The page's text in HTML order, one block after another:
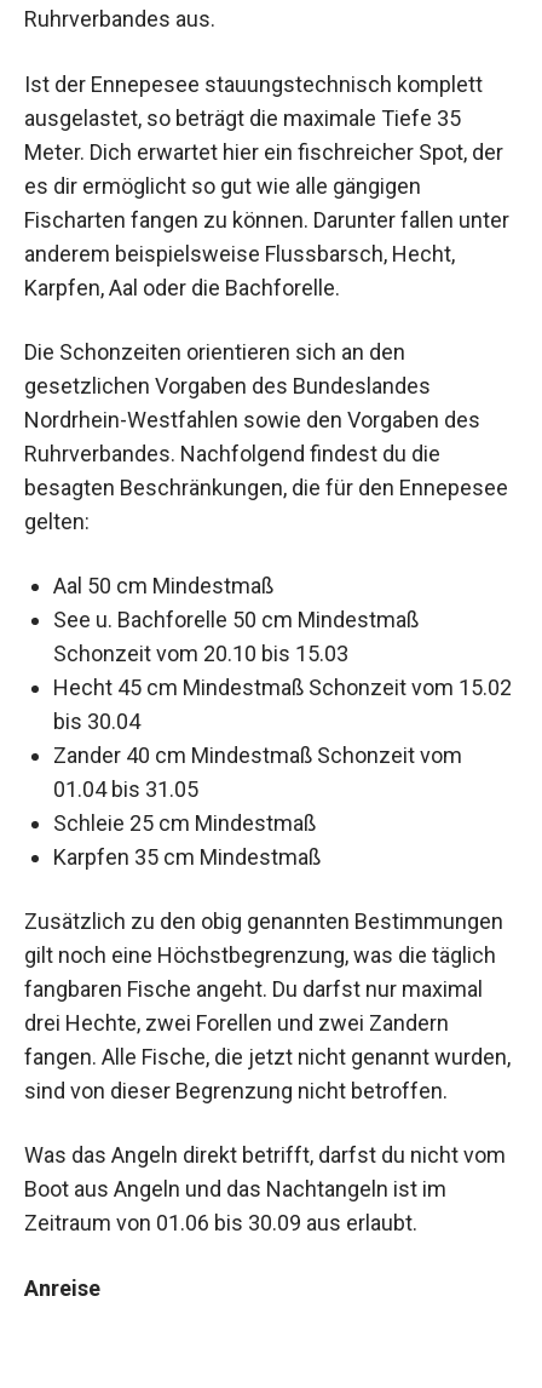
Ruhrverbandes aus.
Ist der Ennepesee stauungstechnisch komplett
ausgelastet, so beträgt die maximale Tiefe 35
Meter. Dich erwartet hier ein fischreicher Spot, der
es dir ermöglicht so gut wie alle gängigen
Fischarten fangen zu können. Darunter fallen unter
anderem beispielsweise Flussbarsch, Hecht,
Karpfen, Aal oder die Bachforelle.
Die Schonzeiten orientieren sich an den
gesetzlichen Vorgaben des Bundeslandes
Nordrhein-Westfahlen sowie den Vorgaben des
Ruhrverbandes. Nachfolgend findest du die
besagten Beschränkungen, die für den Ennepesee
gelten:
Aal 50 cm Mindestmaß
See u. Bachforelle 50 cm Mindestmaß
Schonzeit vom 20.10 bis 15.03
Hecht 45 cm Mindestmaß Schonzeit vom 15.02
bis 30.04
Zander 40 cm Mindestmaß Schonzeit vom
01.04 bis 31.05
Schleie 25 cm Mindestmaß
Karpfen 35 cm Mindestmaß
Zusätzlich zu den obig genannten Bestimmungen
gilt noch eine Höchstbegrenzung, was die täglich
fangbaren Fische angeht. Du darfst nur maximal
drei Hechte, zwei Forellen und zwei Zandern
fangen. Alle Fische, die jetzt nicht genannt wurden,
sind von dieser Begrenzung nicht betroffen.
Was das Angeln direkt betrifft, darfst du nicht vom
Boot aus Angeln und das Nachtangeln ist im
Zeitraum von 01.06 bis 30.09 aus erlaubt.
Anreise